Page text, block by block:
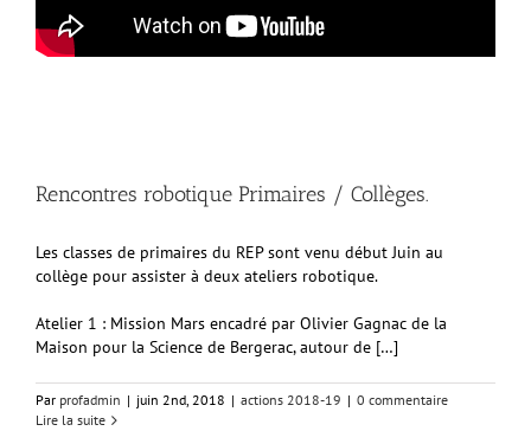
Rencontres robotique Primaires / Collèges.
Les classes de primaires du REP sont venu début Juin au
collège pour assister à deux ateliers robotique.
Atelier 1 : Mission Mars encadré par Olivier Gagnac de la
Maison pour la Science de Bergerac, autour de […]
Par profadmin | juin 2nd, 2018 | actions 2018-19 | 0 commentaire
Lire la suite